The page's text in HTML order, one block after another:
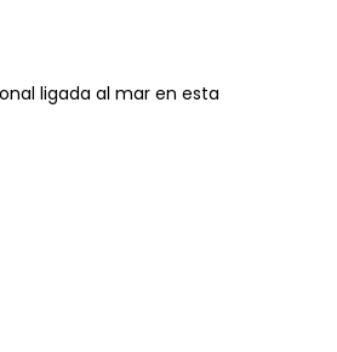
ligada al mar en esta